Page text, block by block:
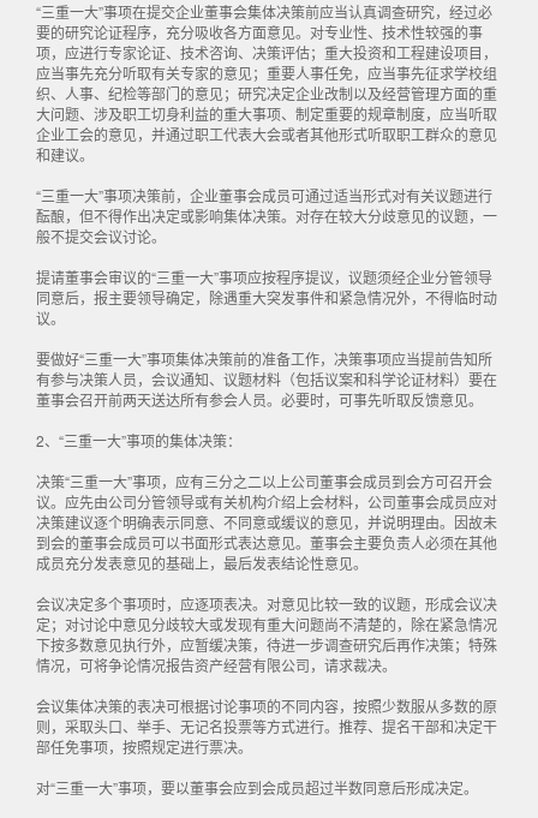
“三重一大”事项在提交企业董事会集体决策前应当认真调查研究，经过必
要的研究论证程序，充分吸收各方面意见。对专业性、技术性较强的事
项，应进行专家论证、技术咨询、决策评估；重大投资和工程建设项目，
应当事先充分听取有关专家的意见；重要人事任免，应当事先征求学校组
织、人事、纪检等部门的意见；研究决定企业改制以及经营管理方面的重
大问题、涉及职工切身利益的重大事项、制定重要的规章制度，应当听取
企业工会的意见，并通过职工代表大会或者其他形式听取职工群众的意见
和建议。
“三重一大”事项决策前，企业董事会成员可通过适当形式对有关议题进行
酝酿，但不得作出决定或影响集体决策。对存在较大分歧意见的议题，一
般不提交会议讨论。
提请董事会审议的“三重一大”事项应按程序提议，议题须经企业分管领导
同意后，报主要领导确定，除遇重大突发事件和紧急情况外，不得临时动
议。
要做好“三重一大”事项集体决策前的准备工作，决策事项应当提前告知所
有参与决策人员，会议通知、议题材料（包括议案和科学论证材料）要在
董事会召开前两天送达所有参会人员。必要时，可事先听取反馈意见。
2、“三重一大”事项的集体决策：
决策“三重一大”事项，应有三分之二以上公司董事会成员到会方可召开会
议。应先由公司分管领导或有关机构介绍上会材料，公司董事会成员应对
决策建议逐个明确表示同意、不同意或缓议的意见，并说明理由。因故未
到会的董事会成员可以书面形式表达意见。董事会主要负责人必须在其他
成员充分发表意见的基础上，最后发表结论性意见。
会议决定多个事项时，应逐项表决。对意见比较一致的议题，形成会议决
定；对讨论中意见分歧较大或发现有重大问题尚不清楚的，除在紧急情况
下按多数意见执行外，应暂缓决策，待进一步调查研究后再作决策；特殊
情况，可将争论情况报告资产经营有限公司，请求裁决。
会议集体决策的表决可根据讨论事项的不同内容，按照少数服从多数的原
则，采取头口、举手、无记名投票等方式进行。推荐、提名干部和决定干
部任免事项，按照规定进行票决。
对“三重一大”事项，要以董事会应到会成员超过半数同意后形成决定。